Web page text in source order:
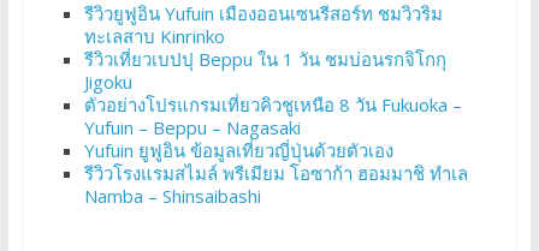
รีวิวยูฟูอิน Yufuin เมืองออนเซนรีสอร์ท ชมวิวริม
ทะเลสาบ Kinrinko
รีวิวเที่ยวเบปปุ Beppu ใน 1 วัน ชมบ่อนรกจิโกกุ
Jigoku
ตัวอย่างโปรแกรมเที่ยวคิวชูเหนือ 8 วัน Fukuoka –
Yufuin – Beppu – Nagasaki
Yufuin ยูฟูอิน ข้อมูลเที่ยวญี่ปุ่นด้วยตัวเอง
รีวิวโรงแรมสไมล์ พรีเมียม โอซาก้า ฮอมมาชิ ทำเล
Namba – Shinsaibashi